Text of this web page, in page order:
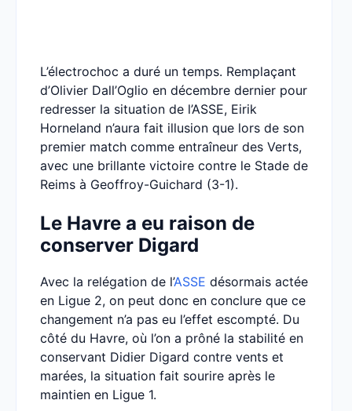
L’électrochoc a duré un temps. Remplaçant
d’Olivier Dall’Oglio en décembre dernier pour
redresser la situation de l’ASSE, Eirik
Horneland n’aura fait illusion que lors de son
premier match comme entraîneur des Verts,
avec une brillante victoire contre le Stade de
Reims à Geoffroy-Guichard (3-1).
Le Havre a eu raison de
conserver Digard
Avec la relégation de l’ASSE désormais actée
en Ligue 2, on peut donc en conclure que ce
changement n’a pas eu l’effet escompté. Du
côté du Havre, où l’on a prôné la stabilité en
conservant Didier Digard contre vents et
marées, la situation fait sourire après le
maintien en Ligue 1.